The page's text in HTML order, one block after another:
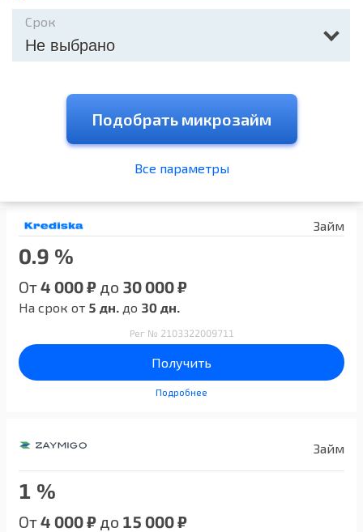
Срок
Не выбрано
Подобрать микрозайм
Все параметры
Займ
0.9 %
От4 000 ₽ до 30 000 ₽
На срок от 5 дн. до 30 дн.
Рег № 2103322009711
Получить
Подробнее
Займ
1 %
От4 000 ₽ до 15 000 ₽